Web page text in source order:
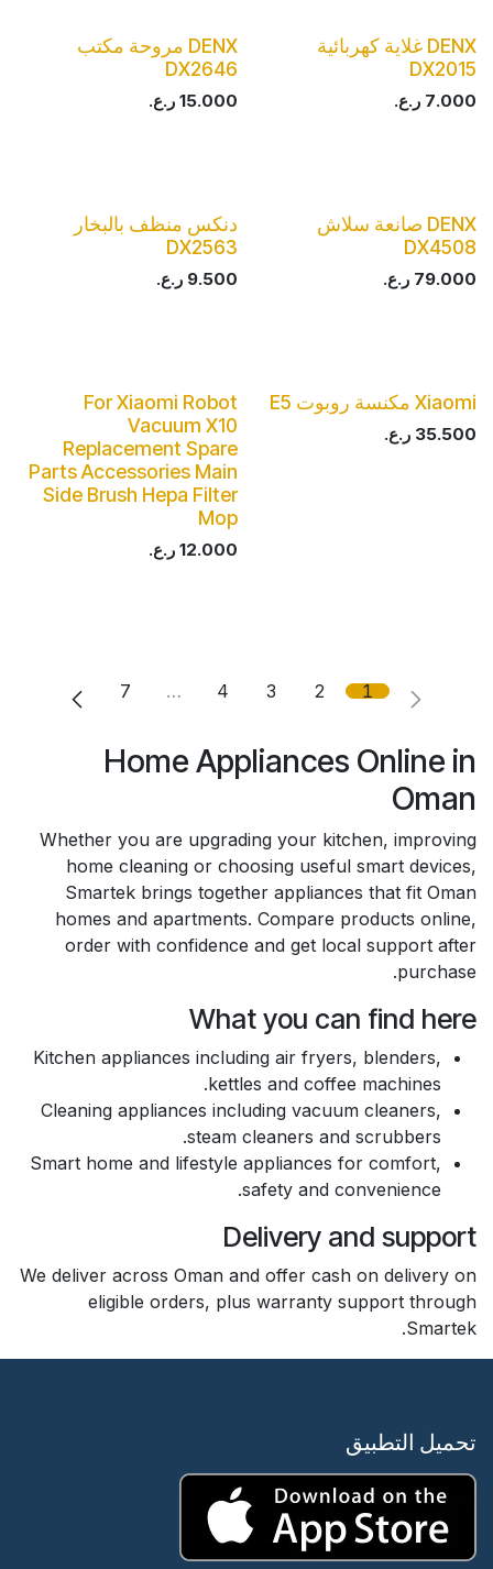
DENX غلاية كهربائية
DX2015
7.000 ر.ع.
DENX مروحة مكتب
DX2646
15.000ر.ع.
DENX صانعة سلاش
DX4508
79.000 ر.ع.
دنكس منظف بالبخار
DX2563
9.500 ر.ع.
Xiaomi مكنسة روبوت E5
35.500 ر.ع.
For Xiaomi Robot
Vacuum X10
Replacement Spare
Parts Accessories Main
Side Brush Hepa Filter
Mop
12.000ر.ع.
1
2
3
4
…
7
Home Appliances Online in
Oman
Whether you are upgrading your kitchen, improving
home cleaning or choosing useful smart devices,
Smartek brings together appliances that fit Oman
homes and apartments. Compare products online,
order with confidence and get local support after
purchase.
What you can find here
Kitchen appliances including air fryers, blenders,
kettles and coffee machines.
Cleaning appliances including vacuum cleaners,
steam cleaners and scrubbers.
Smart home and lifestyle appliances for comfort,
safety and convenience.
Delivery and support
We deliver across Oman and offer cash on delivery on
eligible orders, plus warranty support through
Smartek.
تحميل التطبيق